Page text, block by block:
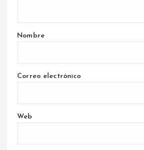
Nombre
Correo electrónico
Web